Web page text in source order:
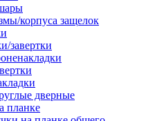
корпуса защелок
завертки
дверные
планке